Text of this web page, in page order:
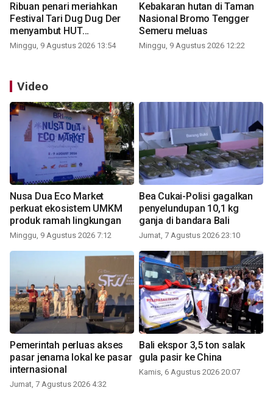
Ribuan penari meriahkan
Festival Tari Dug Dug Der
menyambut HUT
Kemerdekaan
Minggu, 9 Agustus 2026 13:54
Kebakaran hutan di Taman
Nasional Bromo Tengger
Semeru meluas
Minggu, 9 Agustus 2026 12:22
Video
Nusa Dua Eco Market
perkuat ekosistem UMKM
produk ramah lingkungan
Minggu, 9 Agustus 2026 7:12
Bea Cukai-Polisi gagalkan
penyelundupan 10,1 kg
ganja di bandara Bali
Jumat, 7 Agustus 2026 23:10
Pemerintah perluas akses
pasar jenama lokal ke pasar
internasional
Jumat, 7 Agustus 2026 4:32
Bali ekspor 3,5 ton salak
gula pasir ke China
Kamis, 6 Agustus 2026 20:07